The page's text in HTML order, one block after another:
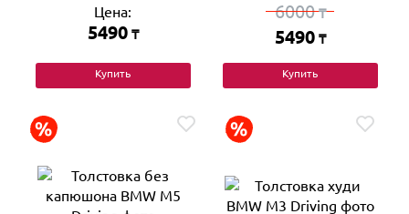
Цена:
5490 ₸
Купить
6000₸
5490 ₸
Купить